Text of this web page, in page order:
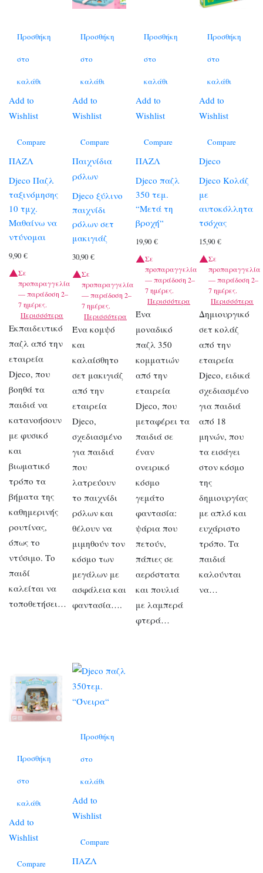
Προσθήκη
στο
καλάθι
Add to
Wishlist
Compare
ΠΑΖΛ
Djeco Παζλ
ταξινόμησης
10 τμχ.
Μαθαίνω να
ντύνομαι
9,90 €
Σε
προπαραγγελία
— παράδοση 2–
7 ημέρες.
Περισσότερα
Εκπαιδευτικό
παζλ από την
εταιρεία
Djeco, που
βοηθά τα
παιδιά να
κατανοήσουν
με φυσικό
και
βιωματικό
τρόπο τα
βήματα της
καθημερινής
ρουτίνας,
όπως το
ντύσιμο. Το
παιδί
καλείται να
τοποθετήσει…
Προσθήκη
στο
καλάθι
Add to
Wishlist
Compare
Παιχνίδια
ρόλων
Djeco ξύλινο
παιχνίδι
ρόλων σετ
μακιγιάζ
30,90€
Σε
προπαραγγελία
— παράδοση 2–
7 ημέρες.
Περισσότερα
Ένα κομψό
και
καλαίσθητο
σετ μακιγιάζ
από την
εταιρεία
Djeco,
σχεδιασμένο
για παιδιά
που
λατρεύουν
το παιχνίδι
ρόλων και
θέλουν να
μιμηθούν τον
κόσμο των
μεγάλων με
ασφάλεια και
φαντασία….
Προσθήκη
στο
καλάθι
Add to
Wishlist
Compare
ΠΑΖΛ
Djeco παζλ
350 τεμ.
“Μετά τη
βροχή“
19,90€
Σε
προπαραγγελία
— παράδοση 2–
7 ημέρες.
Περισσότερα
Ένα
μοναδικό
παζλ 350
κομματιών
από την
εταιρεία
Djeco, που
μεταφέρει τα
παιδιά σε
έναν
ονειρικό
κόσμο
γεμάτο
φαντασία:
ψάρια που
πετούν,
πάπιες σε
αερόστατα
και πουλιά
με λαμπερά
φτερά…
Προσθήκη
στο
καλάθι
Add to
Wishlist
Compare
Djeco
Djeco Κολάζ
με
αυτοκόλλητα
τσόχας
15,90€
Σε
προπαραγγελία
— παράδοση 2–
7 ημέρες.
Περισσότερα
Δημιουργικό
σετ κολάζ
από την
εταιρεία
Djeco, ειδικά
σχεδιασμένο
για παιδιά
από 18
μηνών, που
τα εισάγει
στον κόσμο
της
δημιουργίας
με απλό και
ευχάριστο
τρόπο. Τα
παιδιά
καλούνται
να…
Προσθήκη
στο
καλάθι
Add to
Wishlist
Compare
Προσθήκη
στο
καλάθι
Add to
Wishlist
Compare
ΠΑΖΛ